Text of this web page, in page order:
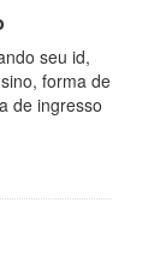
seu id,
forma de
de ingresso